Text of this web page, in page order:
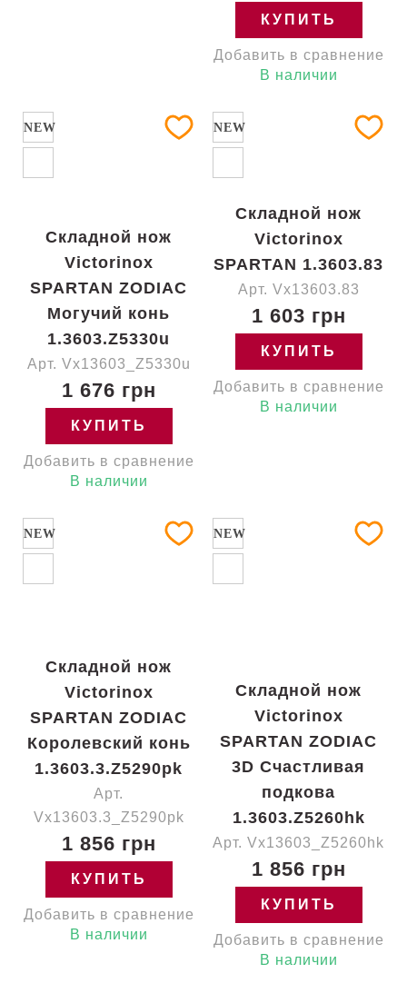
КУПИТЬ
Добавить в сравнение
В наличии
NEW
Складной нож
Victorinox
SPARTAN ZODIAC
Могучий конь
1.3603.Z5330u
Арт. Vx13603_Z5330u
1 676 грн
КУПИТЬ
Добавить в сравнение
В наличии
NEW
Складной нож
Victorinox
SPARTAN 1.3603.83
Арт. Vx13603.83
1 603 грн
КУПИТЬ
Добавить в сравнение
В наличии
NEW
Складной нож
Victorinox
SPARTAN ZODIAC
Королевский конь
1.3603.3.Z5290pk
Арт.
Vx13603.3_Z5290pk
1 856 грн
КУПИТЬ
Добавить в сравнение
В наличии
NEW
Складной нож
Victorinox
SPARTAN ZODIAC
3D Счастливая
подкова
1.3603.Z5260hk
Арт. Vx13603_Z5260hk
1 856 грн
КУПИТЬ
Добавить в сравнение
В наличии